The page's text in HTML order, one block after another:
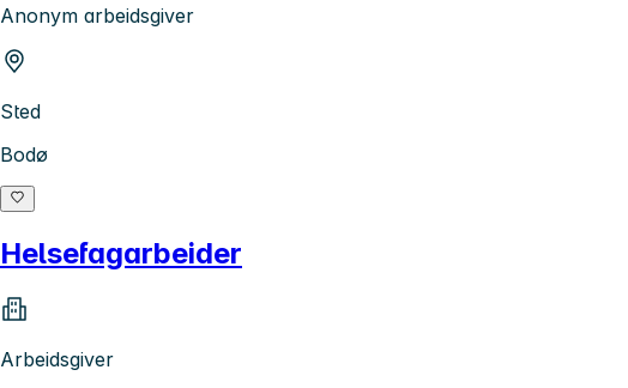
Anonym arbeidsgiver
Sted
Bodø
Helsefagarbeider
Arbeidsgiver